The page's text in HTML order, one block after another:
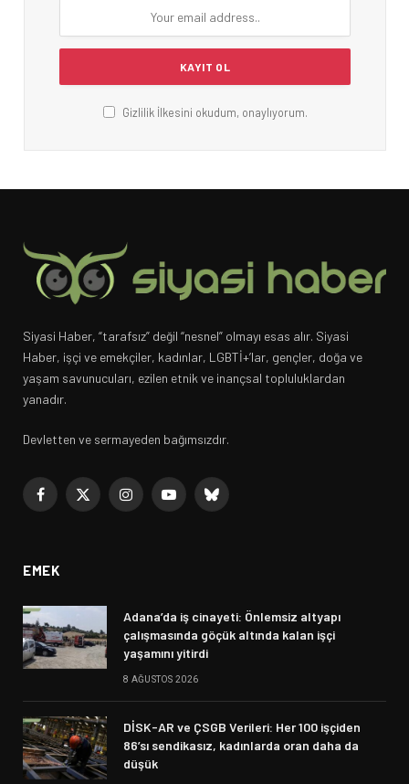
Gizlilik İlkesini okudum, onaylıyorum.
Siyasi Haber, “tarafsız” değil “nesnel” olmayı esas alır. Siyasi
Haber, işçi ve emekçiler, kadınlar, LGBTİ+’lar, gençler, doğa ve
yaşam savunucuları, ezilen etnik ve inançsal topluluklardan
yanadır.
Devletten ve sermayeden bağımsızdır.
Facebook
X
InstagramYouTubeBluesky
EMEK
Adana’da iş cinayeti: Önlemsiz altyapı
çalışmasında göçük altında kalan işçi
yaşamını yitirdi
8 AĞUSTOS 2026
DİSK-AR ve ÇSGB Verileri: Her 100 işçiden
86’sı sendikasız, kadınlarda oran daha da
düşük